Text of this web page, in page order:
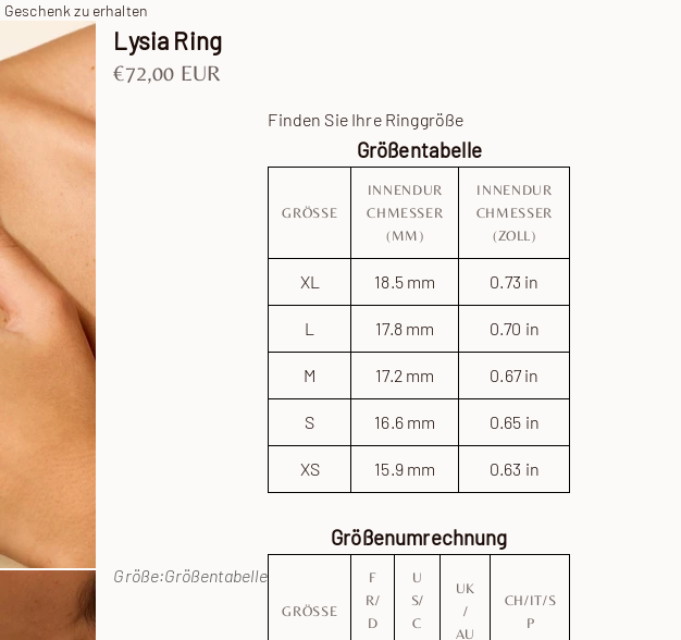
zu erhalten
Lysia Ring
Angebot
€72,00 EUR
Größe:Größentabelle
Finden Sie Ihre Ringgröße
Größentabelle
GRÖSSE
INNENDUR
CHMESSER
(MM)
INNENDUR
CHMESSER
(ZOLL)
XL 18.5 mm 0.73 in
L 17.8 mm 0.70 in
M 17.2 mm 0.67 in
S 16.6 mm 0.65 in
XS 15.9 mm 0.63 in
Größenumrechnung
GRÖSSE
F
R/
D
U
S/
C
UK
/
AU
CH/IT/S
P